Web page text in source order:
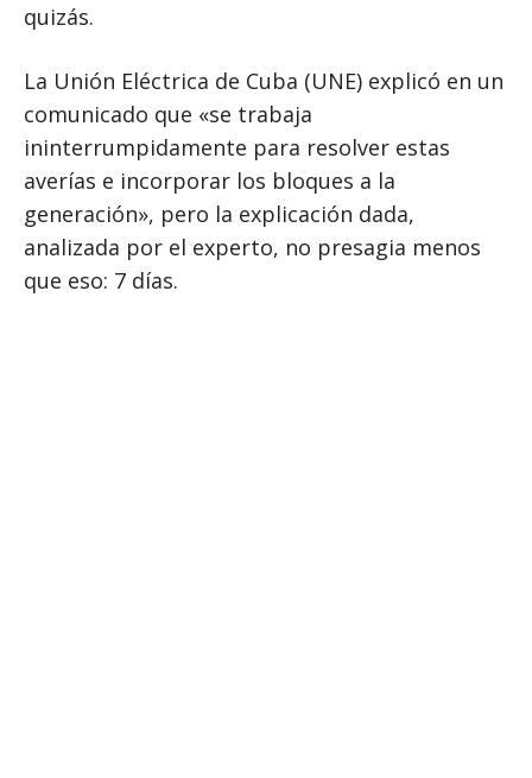
quizás.
La Unión Eléctrica de Cuba (UNE) explicó en un
comunicado que «se trabaja
ininterrumpidamente para resolver estas
averías e incorporar los bloques a la
generación», pero la explicación dada,
analizada por el experto, no presagia menos
que eso: 7 días.